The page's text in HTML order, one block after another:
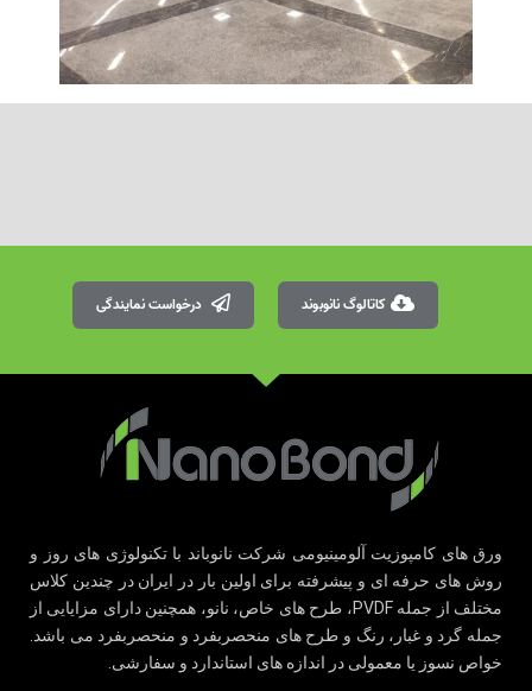
کاتالوگ نانوبوند درخواست نمایندگی
ورق های کامپوزیت آلومینیومی شرکت نانوباند با تکنولوژی های روز و
روش های حرفه ای و پیشرفته برای اولین بار در ایران در چندین کلاس
مختلف از جمله PVDF، طرح های خاص، نانو، همچنین دارای مزایایی از
جمله گرد و غبار، رنگ و طرح های منحصربفرد و منحصربفرد می باشد.
خواص نسوز یا معمولی در اندازه های استاندارد و سفارشی.